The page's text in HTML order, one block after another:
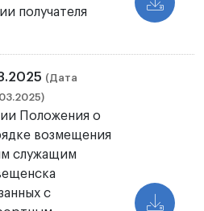
получателя
(Дата
Положения о
возмещения
служащим
с